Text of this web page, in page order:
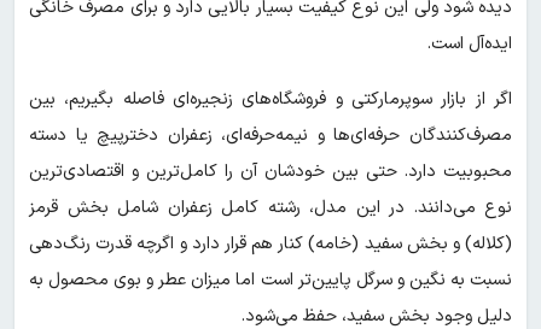
دیده شود ولی این نوع کیفیت بسیار بالایی دارد و برای مصرف خانگی
ایده‌آل است.
اگر از بازار سوپرمارکتی و فروشگاه‌های زنجیره‌ای فاصله بگیریم، بین
مصرف‌کنندگان حرفه‌ای‌ها و نیمه‌حرفه‌ای، زعفران دخترپیچ یا دسته
محبوبیت دارد. حتی بین خودشان آن را کامل‌ترین و اقتصادی‌ترین
نوع می‌دانند. در این مدل، رشته کامل زعفران شامل بخش قرمز
(کلاله) و بخش سفید (خامه) کنار هم قرار دارد و اگرچه قدرت رنگ‌دهی
نسبت به نگین و سرگل پایین‌تر است اما میزان عطر و بوی محصول به
دلیل وجود بخش سفید، حفظ می‌شود.